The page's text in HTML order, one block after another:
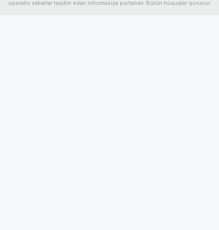
operativ xəbərlər təqdim edən informasiya portalıdır. Bütün hüquqlar qorunur.